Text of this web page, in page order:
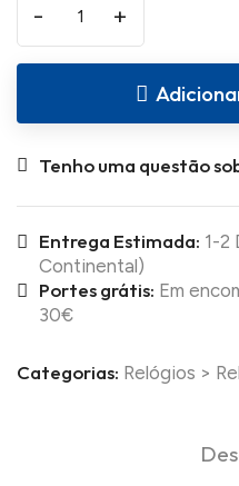
- +
Tenho uma questão
Entrega Estimada: 1-2
Continental)
Portes grátis: Em
30€
Categorias: Relógios >